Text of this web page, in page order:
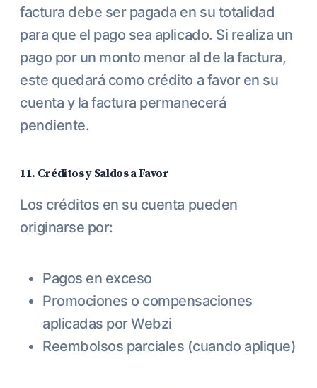
factura debe ser pagada en su totalidad
para que el pago sea aplicado. Si realiza un
pago por un monto menor al de la factura,
este quedará como crédito a favor en su
cuenta y la factura permanecerá
pendiente.
11. Créditos y Saldos a Favor
Los créditos en su cuenta pueden
originarse por:
Pagos en exceso
Promociones o compensaciones
aplicadas por Webzi
Reembolsos parciales (cuando aplique)